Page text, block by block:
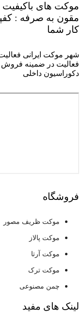
موکت های باکیفیت
مقون به صرفه :
کار شما
فعالیت در ضمینه فروش
دکوراسیون داخلی
فروشگاه
موکت ظریف مصور
موکت پالاز
موکت آرتا
موکت ترک
چمن مصنوعی
لینک های مفید